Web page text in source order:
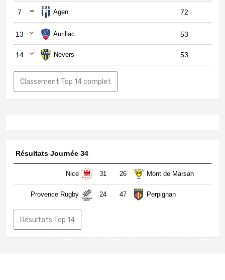
7 Agen 72
13 Aurillac 53
14 Nevers 53
Classement Top 14 complet
Résultats Journée 34
Nice 31 26 Mont de Marsan
Provence Rugby 24 47 Perpignan
Résultats Top 14